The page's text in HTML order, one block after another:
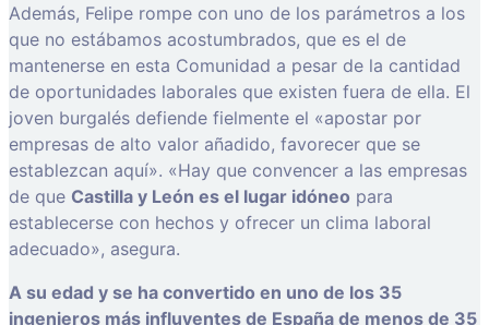
Además, Felipe rompe con uno de los parámetros a los
que no estábamos acostumbrados, que es el de
mantenerse en esta Comunidad a pesar de la cantidad
de oportunidades laborales que existen fuera de ella. El
joven burgalés defiende fielmente el «apostar por
empresas de alto valor añadido, favorecer que se
establezcan aquí». «Hay que convencer a las empresas
de que Castilla y León es el lugar idóneo para
establecerse con hechos y ofrecer un clima laboral
adecuado», asegura.
A su edad y se ha convertido en uno de los 35
ingenieros más influyentes de España de menos de 35